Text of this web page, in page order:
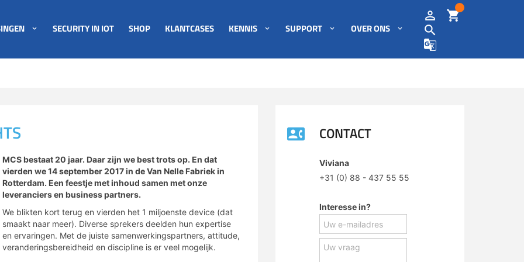
SECURITY IN IOT SHOP KLANTCASES KENNIS SUPPORT OVER ONS
MCS bestaat 20 jaar. Daar zijn we best trots op. En dat
vierden we 14 september 2017 in de Van Nelle Fabriek in
Rotterdam. Een feestje met inhoud samen met onze
leveranciers en business partners.
We blikten kort terug en vierden het 1 miljoenste device (dat
smaakt naar meer). Diverse sprekers deelden hun expertise
en ervaringen. Met de juiste samenwerkingspartners, attitude,
veranderingsbereidheid en discipline is er veel mogelijk.
CONTACT
Viviana
+31 (0) 88 - 437 55 55
Interesse in?